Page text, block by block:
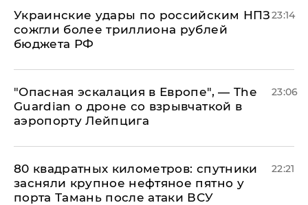
Украинские удары по российским НПЗ
сожгли более триллиона рублей
бюджета РФ
23:14
"Опасная эскалация в Европе", — The
Guardian о дроне со взрывчаткой в
аэропорту Лейпцига
23:06
80 квадратных километров: спутники
засняли крупное нефтяное пятно у
порта Тамань после атаки ВСУ
22:21